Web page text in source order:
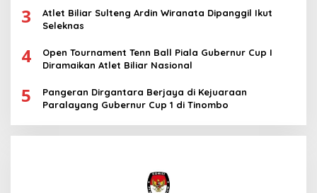
3
Atlet Biliar Sulteng Ardin Wiranata Dipanggil Ikut
Seleknas
4
Open Tournament Tenn Ball Piala Gubernur Cup I
Diramaikan Atlet Biliar Nasional
5
Pangeran Dirgantara Berjaya di Kejuaraan
Paralayang Gubernur Cup 1 di Tinombo